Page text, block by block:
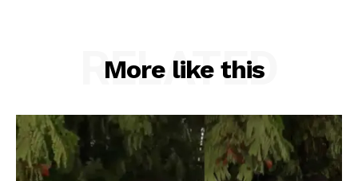
More like this
RELATED